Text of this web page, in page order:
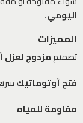
اليومي.
المميزات
تصميممزدوج
فتح أوتوماتيك
مقاومة للمياه